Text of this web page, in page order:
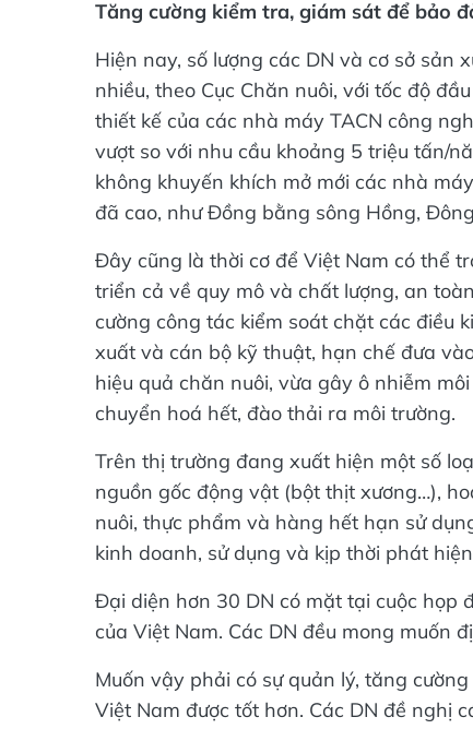
Tăng cường kiểm tra, giám sát để bảo
Hiện nay, số lượng các DN và cơ sở sản
nhiều, theo Cục Chăn nuôi, với tốc độ
thiết kế của các nhà máy TACN công
vượt so với nhu cầu khoảng 5 triệu tấn/
không khuyến khích mở mới các nhà
đã cao, như Đồng bằng sông Hồng,
Đây cũng là thời cơ để Việt Nam có thể
triển cả về quy mô và chất lượng, an
cường công tác kiểm soát chặt các điều
xuất và cán bộ kỹ thuật, hạn chế đưa
hiệu quả chăn nuôi, vừa gây ô nhiễm
chuyển hoá hết, đào thải ra môi trường.
Trên thị trường đang xuất hiện một số
nguồn gốc động vật (bột thịt xương…),
nuôi, thực phẩm và hàng hết hạn sử
kinh doanh, sử dụng và kịp thời phát
Đại diện hơn 30 DN có mặt tại cuộc họp
của Việt Nam. Các DN đều mong muốn
Muốn vậy phải có sự quản lý, tăng
Việt Nam được tốt hơn. Các DN đề nghị